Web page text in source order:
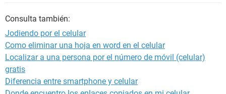
Consulta también:
Jodiendo por el celular
Como eliminar una hoja en word en el celular
Localizar a una persona por el número de móvil (celular)
gratis
Diferencia entre smartphone y celular